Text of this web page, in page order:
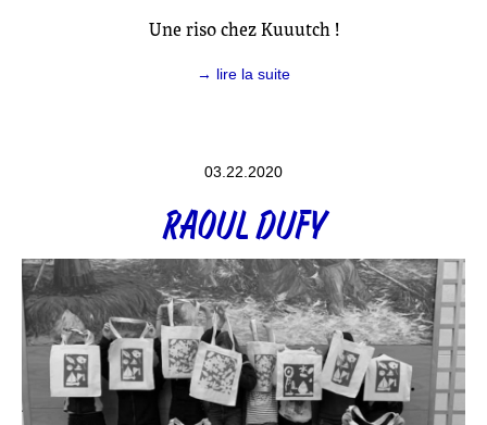
Une riso chez Kuuutch !
→ lire la suite
03.22.2020
RAOUL DUFY